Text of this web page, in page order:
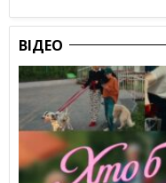
ВІДЕО